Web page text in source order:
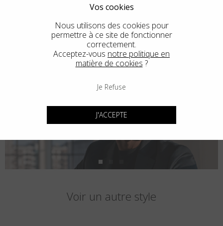
TROUVER LE MAGASIN LE PLUS PROCHE
Voir un autre style
Vos cookies
Nous utilisons des cookies pour
permettre à ce site de fonctionner
correctement.
Acceptez-vous notre politique en
matière de cookies ?
Je Refuse
J'ACCEPTE